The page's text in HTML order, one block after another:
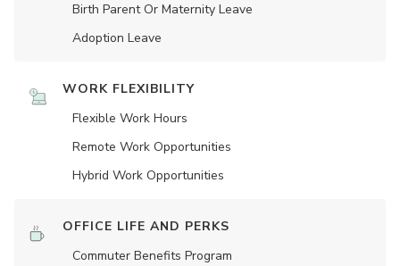
Birth Parent Or Maternity Leave
Adoption Leave
WORK FLEXIBILITY
Flexible Work Hours
Remote Work Opportunities
Hybrid Work Opportunities
OFFICE LIFE AND PERKS
Commuter Benefits Program